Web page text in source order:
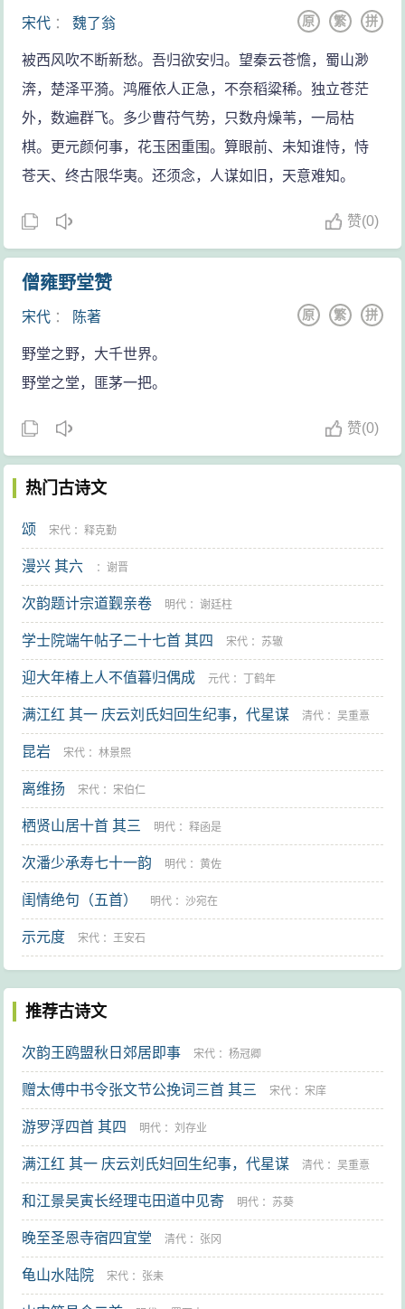
宋代 ：魏了翁 拼
繁
原
被西风吹不断新愁。吾归欲安归。望秦云苍憺，蜀山渺
渀，楚泽平漪。鸿雁依人正急，不奈稻粱稀。独立苍茫
外，数遍群飞。多少曹苻气势，只数舟燥苇，一局枯
棋。更元颜何事，花玉困重围。算眼前、未知谁恃，恃
苍天、终古限华夷。还须念，人谋如旧，天意难知。
赞(0)
僧雍野堂赞
宋代 ： 陈著 拼
繁
原
野堂之野，大千世界。
野堂之堂，匪茅一把。
赞(0)
热门古诗文
颂 宋代 ：释克勤
漫兴 其六 ：谢晋
次韵题计宗道觐亲卷 明代 ：谢廷柱
学士院端午帖子二十七首 其四 宋代 ： 苏辙
迎大年椿上人不值暮归偶成 元代 ： 丁鹤年
满江红 其一 庆云刘氏妇回生纪事，代星谋 清代 ：吴重憙
昆岩 宋代 ：林景熙
离维扬 宋代 ：宋伯仁
栖贤山居十首 其三 明代 ：释函是
次潘少承寿七十一韵 明代 ：黄佐
闺情绝句（五首） 明代 ： 沙宛在
示元度 宋代 ：王安石
推荐古诗文
次韵王鸥盟秋日郊居即事 宋代 ：杨冠卿
赠太傅中书令张文节公挽词三首 其三 宋代 ：宋庠
游罗浮四首 其四 明代 ：刘存业
满江红 其一 庆云刘氏妇回生纪事，代星谋 清代 ：吴重憙
和江景吴寅长经理屯田道中见寄 明代 ： 苏葵
晚至圣恩寺宿四宜堂 清代 ： 张冈
龟山水陆院 宋代 ： 张耒